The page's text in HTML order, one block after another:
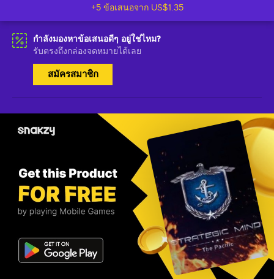
+5 ข้อเสนอจาก US$1.35
กำลังมองหาข้อเสนอดีๆ อยู่ใช่ไหม?
รับตรงถึงกล่องจดหมายได้เลย
สมัครสมาชิก